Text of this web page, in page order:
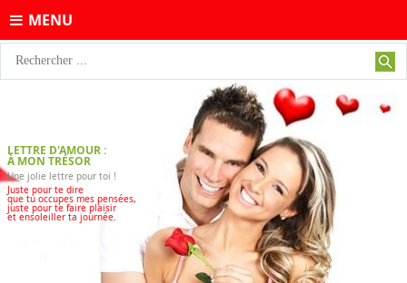
MENU
LETTRE D'AMOUR :
À MON TRÉSOR
Une jolie lettre pour toi !
Juste pour te dire
que tu occupes mes pensées,
juste pour te faire plaisir
et ensoleiller ta journée.